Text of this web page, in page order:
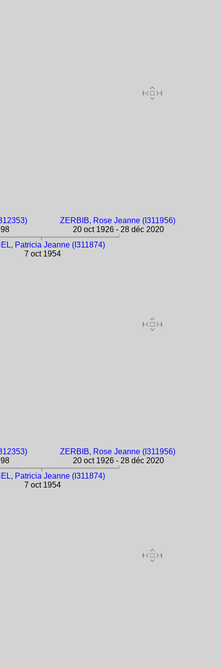
ZERBIB, Rose Jeanne (I311956)
20 oct 1926 - 28 déc 2020
Patricia Jeanne (I311874)
7 oct 1954
ZERBIB, Rose Jeanne (I311956)
20 oct 1926 - 28 déc 2020
Patricia Jeanne (I311874)
7 oct 1954